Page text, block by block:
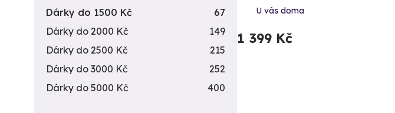
U vás doma
1 399 Kč
Dárky do 1500 Kč
67
Dárky do 2000 Kč
149
Dárky do 2500 Kč
215
Dárky do 3000 Kč
252
Dárky do 5000 Kč
400